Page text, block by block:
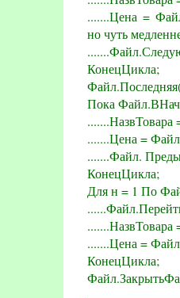
.......Цена =
но чуть
КонецЦикла;
Пока
.......Цена =
.......Файл.
КонецЦикла;
Для н = 1 По
.......Цена =
КонецЦикла;